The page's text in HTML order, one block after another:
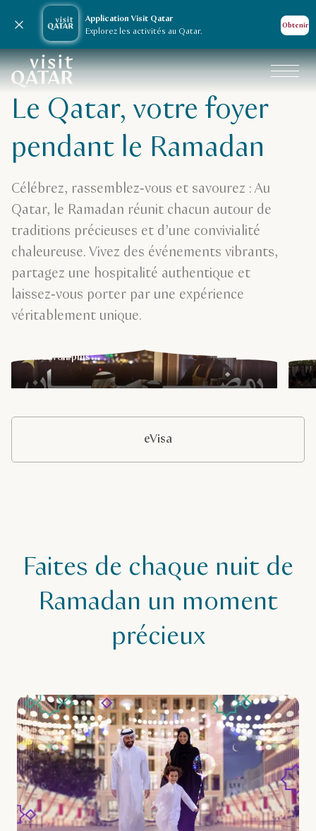
Application Visit Qatar
Explorez les activités au Qatar.
Obtenir
Fermer la notification
Page d’accueil de Visit Qatar
Calendrier des événements au Qatar
Du 18 février au 20 mars 2026
Ramadan au Qatar
Vivez l’esprit du Ramadan au Qatar, où
Le Qatar, votre foyer
pendant le Ramadan
Célébrez, rassemblez‑vous et savourez : Au
Qatar, le Ramadan réunit chacun autour de
traditions précieuses et d’une convivialité
chaleureuse. Vivez des événements vibrants,
partagez une hospitalité authentique et
laissez‑vous porter par une expérience
véritablement unique.
Festival de la cuisine rétro
Célébrez nos racines à travers le riche patrimoine
En savoir plus
eVisa
Faites de chaque nuit de
Ramadan un moment
précieux